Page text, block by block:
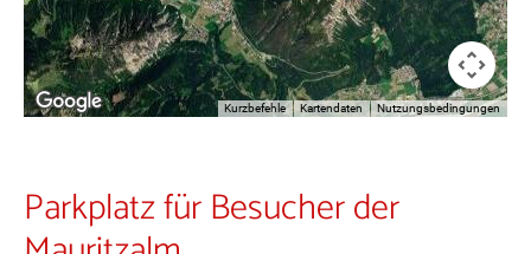
Kurzbefehle Kartendaten Nutzungsbedingungen
Parkplatz für Besucher der